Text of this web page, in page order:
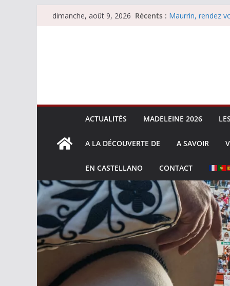
Passerdimanche, août 9, 2026 Récents : Les brèves du
Parentis, La
ACTUALITÉS MADELEINE 2026
A LA DÉCOUVERTE DE A SAVOIR
EN CASTELLANO CONTACT